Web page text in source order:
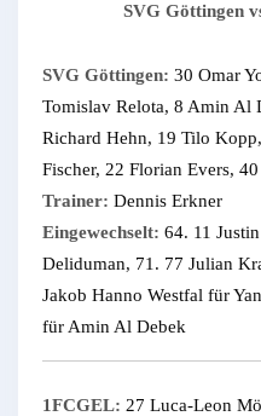
SVG Göttingen
SVG Göttingen: 30 Omar
Tomislav Relota, 8 Amin Al
Richard Hehn, 19 Tilo
Fischer, 22 Florian Evers,
Trainer: Dennis Erkner
Eingewechselt: 64. 11
Deliduman, 71. 77 Julian
Jakob Hanno Westfal für
für Amin Al Debek
1FCGEL: 27 Luca-Leon